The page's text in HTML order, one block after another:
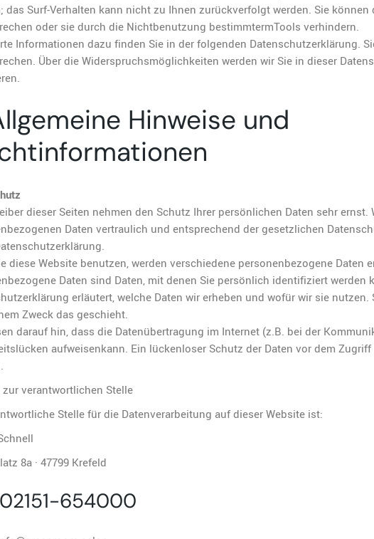
das Surf-Verhalten kann nicht zu Ihnen zurückverfolgt werden. Sie können
oder sie durch die Nichtbenutzung bestimmtermTools verhindern.
Informationen dazu finden Sie in der folgenden Datenschutzerklärung.
Über die Widerspruchsmöglichkeiten werden wir Sie in dieser
Hinweise und
dieser Seiten nehmen den Schutz Ihrer persönlichen Daten sehr ernst.
Daten vertraulich und entsprechend der gesetzlichen
diese Website benutzen, werden verschiedene personenbezogene Daten
Daten sind Daten, mit denen Sie persönlich identifiziert werden
erläutert, welche Daten wir erheben und wofür wir sie nutzen.
Zweck das geschieht.
darauf hin, dass die Datenübertragung im Internet (z.B. bei der
aufweisenkann. Ein lückenloser Schutz der Daten vor dem
zur verantwortlichen Stelle
Stelle für die Datenverarbeitung auf dieser Website ist:
8a · 47799 Krefeld
02151-654000